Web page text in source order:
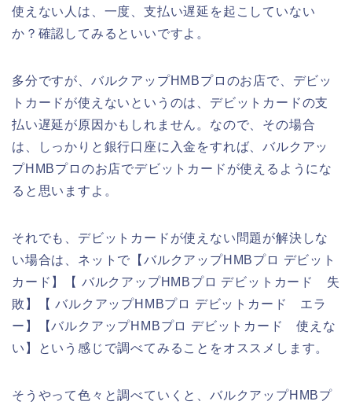
使えない人は、一度、支払い遅延を起こしていない
か？確認してみるといいですよ。
多分ですが、バルクアップHMBプロのお店で、デビッ
トカードが使えないというのは、デビットカードの支
払い遅延が原因かもしれません。なので、その場合
は、しっかりと銀行口座に入金をすれば、バルクアッ
プHMBプロのお店でデビットカードが使えるようにな
ると思いますよ。
それでも、デビットカードが使えない問題が解決しな
い場合は、ネットで【バルクアップHMBプロ デビット
カード】【 バルクアップHMBプロ デビットカード 失
敗】【 バルクアップHMBプロ デビットカード エラ
ー】【バルクアップHMBプロ デビットカード 使えな
い】という感じで調べてみることをオススメします。
そうやって色々と調べていくと、バルクアップHMBプ